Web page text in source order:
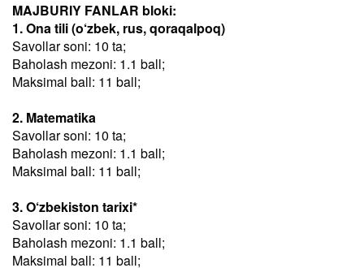
MAJBURIY FANLAR bloki:
1. Ona tili (o‘zbek, rus, qoraqalpoq)
Savollar soni: 10 ta;
Baholash mezoni: 1.1 ball;
Maksimal ball: 11 ball;
2. Matematika
Savollar soni: 10 ta;
Baholash mezoni: 1.1 ball;
Maksimal ball: 11 ball;
3. O‘zbekiston tarixi*
Savollar soni: 10 ta;
Baholash mezoni: 1.1 ball;
Maksimal ball: 11 ball;